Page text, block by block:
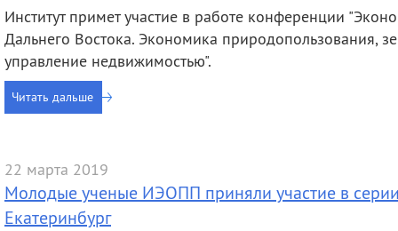
Институт примет участие в работе конференции
Дальнего Востока. Экономика природопользования,
управление недвижимостью".
Читать дальше
22 марта 2019
Молодые ученые ИЭОПП приняли участие в
Екатеринбург